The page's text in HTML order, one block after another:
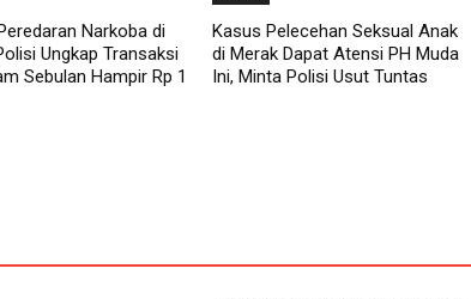
Narkoba di
Ungkap Transaksi
Sebulan Hampir Rp 1
Kasus Pelecehan Seksual Anak
di Merak Dapat Atensi PH Muda
Ini, Minta Polisi Usut Tuntas